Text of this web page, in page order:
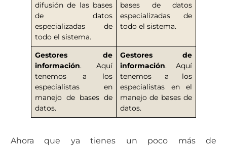
difusión de las bases
de datos
especializadas de
todo el sistema.
bases de datos
especializadas de
todo el sistema.
Gestores de
información. Aquí
tenemos a los
especialistas en
manejo de bases de
datos.
Gestores de
información. Aquí
tenemos a los
especialistas en el
manejo de bases de
datos.
Ahora que ya tienes un poco más de